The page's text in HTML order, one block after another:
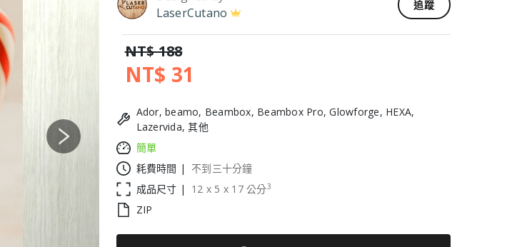
Next
LaserCutano
追蹤
NT$ 188
NT$ 31
Ador, beamo, Beambox, Beambox Pro, Glowforge, HEXA,
Lazervida, 其他
簡單
耗費時間 |
不到三十分鐘
成品尺寸 |
12 x 5 x 17 公分3
ZIP